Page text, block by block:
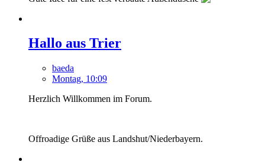
Hallo aus Trier
baeda
Montag, 10:09
Herzlich Willkommen im Forum.
Offroadige Grüße aus Landshut/Niederbayern.